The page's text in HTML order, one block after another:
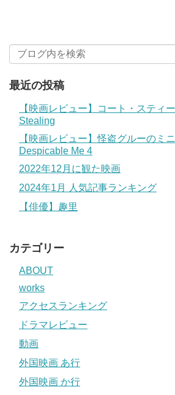
最近の投稿
【映画レビュー】コート・スティ
Stealing
【映画レビュー】怪盗グルーのミ
Despicable Me 4
2022年12月に観た映画
2024年1月 人気記事ランキング
【俳優】趣里
カテゴリー
ABOUT
works
アクセスランキング
ドラマレビュー
動画
外国映画 あ行
外国映画 か行